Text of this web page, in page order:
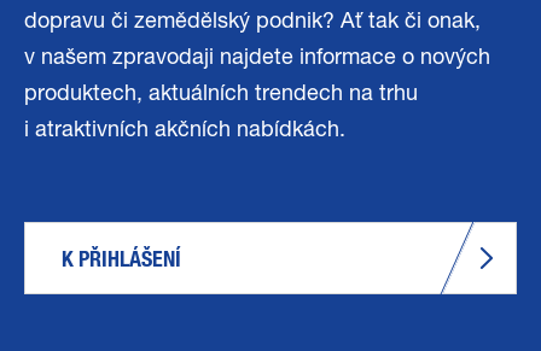
dopravu či zemědělský podnik? Ať tak či onak,
v našem zpravodaji najdete informace o nových
produktech, aktuálních trendech na trhu
i atraktivních akčních nabídkách.
K PŘIHLÁŠENÍ